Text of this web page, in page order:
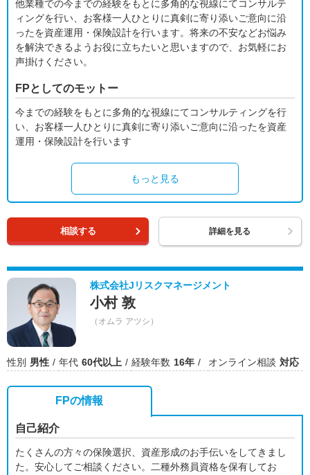
他業種での今までの経験をもとに多角的な視線にてコンサルテ
ィングを行い、お客様一人ひとりに真剣に寄り添いご意向に沿
ったを資産運用・保険設計を行います。将来の不安などお悩み
を解決できるようお役に立ちたいと思いますので、お気軽にお
声掛けください。
FPとしてのモットー
今までの経験をもとに多角的な視線にてコンサルティングを行
い、お客様一人ひとりに真剣に寄り添いご意向に沿ったを資産
運用・保険設計を行います
もっと見る
相談する 詳細を見る
株式会社Jリスクマネージメント
小村 敦
（オムラ アツシ）
性別 男性 年代 60代以上 経験年数 16年 オンライン相談 対応
FPの情報
自己紹介
たくさんの方々の保険選択、資産形成のお手伝いをしてきまし
た。安心してご相談ください。二種外務員資格を保有してお